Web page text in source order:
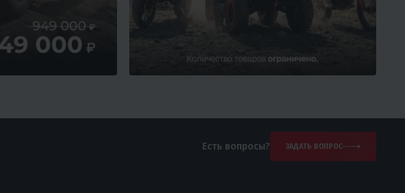
Есть вопросы? ЗАДАТЬ ВОПРОС